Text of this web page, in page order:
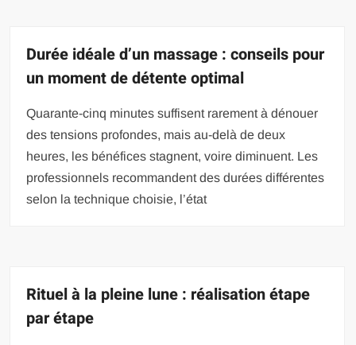
Durée idéale d’un massage : conseils pour
un moment de détente optimal
Quarante-cinq minutes suffisent rarement à dénouer
des tensions profondes, mais au-delà de deux
heures, les bénéfices stagnent, voire diminuent. Les
professionnels recommandent des durées différentes
selon la technique choisie, l’état
Rituel à la pleine lune : réalisation étape
par étape